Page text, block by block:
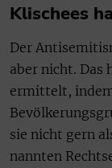
Klischees
Der
aber nicht. Das
ermittelt,
sie nicht gern
nannten